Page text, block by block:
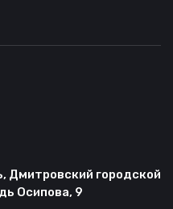
Дмитровский городской
Осипова, 9